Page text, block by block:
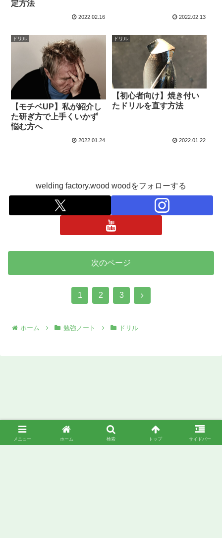
定方法
2022.02.16 2022.02.13
ドリル
【モチベUP】私が紹介し
た研ぎ方で上手くいかず
悩む方へ
2022.01.24
ドリル
【初心者向け】焼き付い
たドリルを直す方法
2022.01.22
welding factory.wood woodをフォローする
次のページ
1 2 3
次
ホーム 勉強ノート ドリル
メニュー ホーム 検索 トップ サイドバー